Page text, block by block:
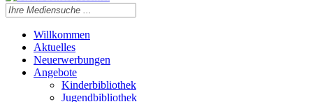
Willkommen
Aktuelles
Neuerwerbungen
Angebote
Kinderbibliothek
Jugendbibliothek